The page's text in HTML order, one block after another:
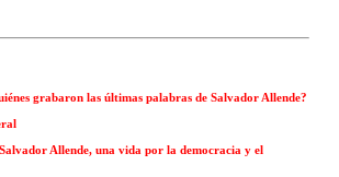
grabaron las últimas palabras de Salvador Allende?
Allende, una vida por la democracia y el